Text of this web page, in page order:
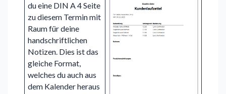
du eine DIN A 4 Seite
zu diesem Termin mit
Raum für deine
handschriftlichen
Notizen. Dies ist das
gleiche Format,
welches du auch aus
dem Kalender heraus